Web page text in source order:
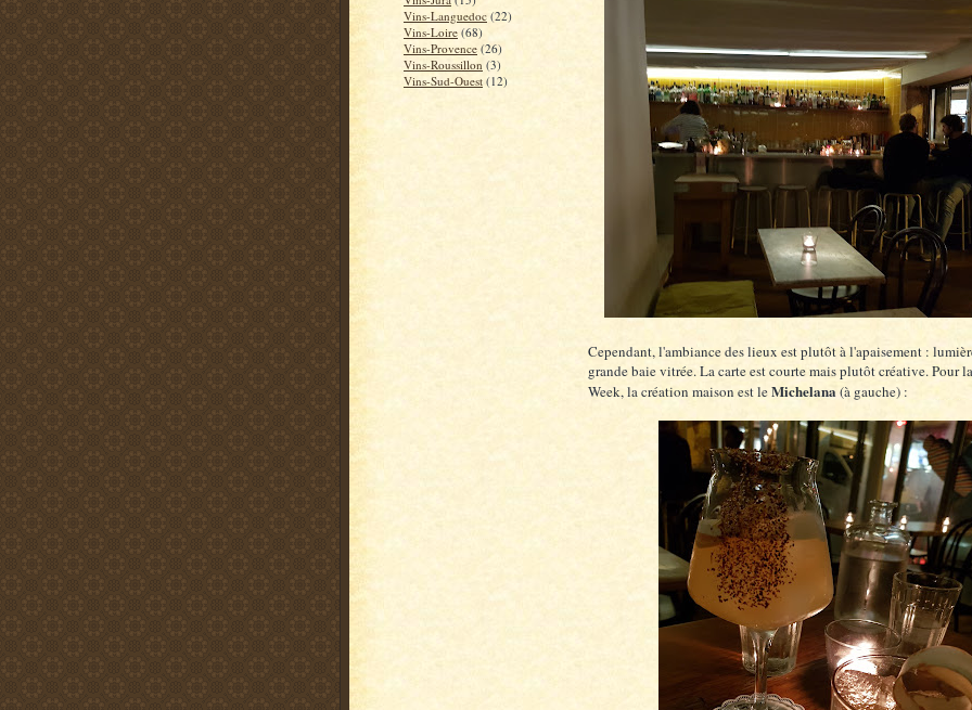
Vins-Languedoc (22)
Vins-Loire (68)
Vins-Provence (26)
Vins-Roussillon (3)
Vins-Sud-Ouest (12)
Cependant, l'ambiance des lieux est plutôt à l'apaisement :
grande baie vitrée. La carte est courte mais plutôt créative. Pour
Week, la création maison est leMichelana (à gauche) :